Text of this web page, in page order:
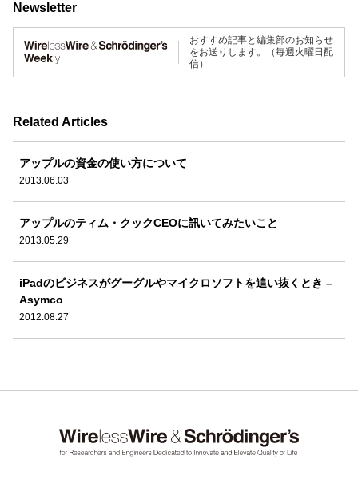
Newsletter
おすすめ記事と編集部のお知らせ
をお送りします。（毎週火曜日配
信）
Related Articles
アップルの資金の使い方について
2013.06.03
アップルのティム・クックCEOに訊いてみたいこと
2013.05.29
iPadのビジネスがグーグルやマイクロソフトを追い抜くとき –
Asymco
2012.08.27